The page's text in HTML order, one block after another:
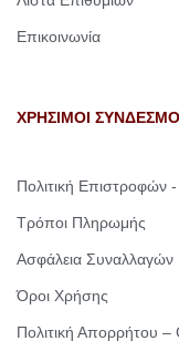
Επικοινωνία
ΧΡΗΣΙΜΟΙ
Πολιτική Επιστροφών
Τρόποι Πληρωμής
Ασφάλεια Συναλλαγών
Όροι Χρήσης
Πολιτική Απορρήτου –